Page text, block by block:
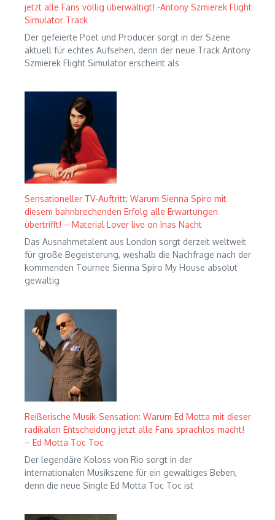
jetzt alle Fans völlig überwältigt! -Antony Szmierek Flight
Simulator Track
Der gefeierte Poet und Producer sorgt in der Szene
aktuell für echtes Aufsehen, denn der neue Track Antony
Szmierek Flight Simulator erscheint als
Sensationeller TV-Auftritt: Warum Sienna Spiro mit
diesem bahnbrechenden Erfolg alle Erwartungen
übertrifft! – Material Lover live on Inas Nacht
Das Ausnahmetalent aus London sorgt derzeit weltweit
für große Begeisterung, weshalb die Nachfrage nach der
kommenden Tournee Sienna Spiro My House absolut
gewaltig
Reißerische Musik-Sensation: Warum Ed Motta mit dieser
radikalen Entscheidung jetzt alle Fans sprachlos macht!
– Ed Motta Toc Toc
Der legendäre Koloss von Rio sorgt in der
internationalen Musikszene für ein gewaltiges Beben,
denn die neue Single Ed Motta Toc Toc ist